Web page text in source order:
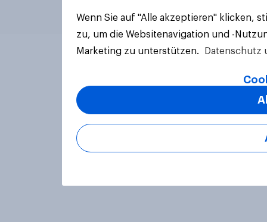
Wenn Sie auf "Alle akzeptieren" klicken,
zu, um die Websitenavigation und -
Marketing zu unterstützen.
Datenschutz